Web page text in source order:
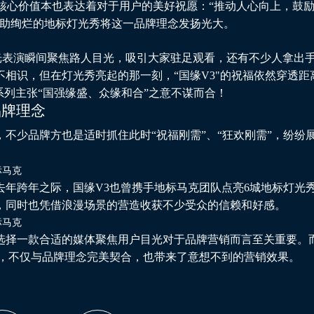
价值本也表达着对于用户的美好祝愿：“推动人心向上，鼓
绚烂的地标灯光秀将这一品牌理念发扬光大。
演瞬间聚焦路人目光，吸引大家驻足观看，还有不少人拿出
识，但在灯光秀亮起的那一刻，“国缘V3"的祝福依然穿透距
主张“国强缘盛、众缘和合”之意不谋而合！
理念
少品牌方也是适时抓住此时“祝福刚需”、“狂欢刚需”，纷纷
年跨年之际，国缘V3也曾携手地标马克团队点亮6城地标灯光
时也凭借浪漫场景的营造收获不少受众的信赖和好感。
一款合适的媒体聚焦用户目光对于品牌营销而言至关重要。
仅与品牌理念完美契合，也带来了意想不到的营销效果。